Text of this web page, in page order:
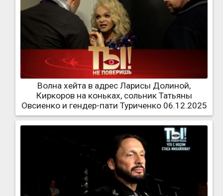
Волна хейта в адрес Ларисы Долиной,
Киркоров на коньках, сольник Татьяны
Овсиенко и гендер-пати Туриченко 06.12.2025